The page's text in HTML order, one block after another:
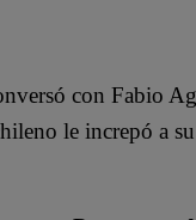
con Fabio
le increpó a